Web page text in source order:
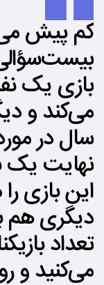
کم پیش
بازی یک
می‌کند و
سال در
نهایت یک
این بازی
دیگری هم
تعداد
می‌کنید و